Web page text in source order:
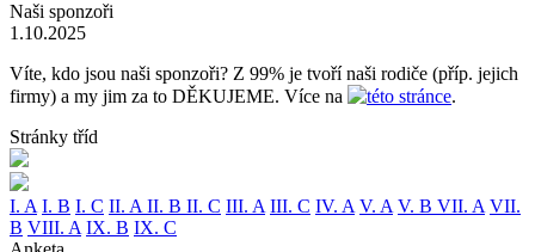
Naši sponzoři
1.10.2025
Víte, kdo jsou naši sponzoři? Z 99% je tvoří naši rodiče (příp. jejich
firmy) a my jim za to DĚKUJEME. Více na
této stránce.
Stránky tříd
I. A I. B I. C II. A II. B II. C III. A III. C IV. A V. A V. B VII. A VII.
B VIII. A IX. B IX. C